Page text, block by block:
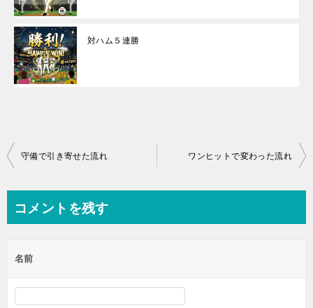
対ハム５連勝
投
ビ
ー
シ
守備で引き寄せた流れ ワンヒットで変わった流れ
コメントを残す
名前